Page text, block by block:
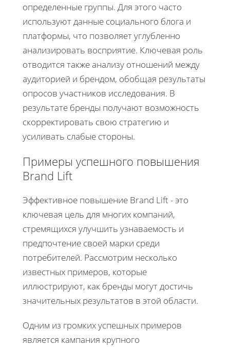
определенные группы. Для этого часто
используют данные социального блога и
платформы, что позволяет углубленно
анализировать восприятие. Ключевая роль
отводится также анализу отношений между
аудиторией и брендом, обобщая результаты
опросов участников исследования. В
результате бренды получают возможность
скорректировать свою стратегию и
усиливать слабые стороны.
Примеры успешного повышения
Brand Lift
Эффективное повышение Brand Lift - это
ключевая цель для многих компаний,
стремящихся улучшить узнаваемость и
предпочтение своей марки среди
потребителей. Рассмотрим несколько
известных примеров, которые
иллюстрируют, как бренды могут достичь
значительных результатов в этой области.
Одним из громких успешных примеров
является кампания крупного